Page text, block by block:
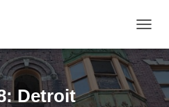
A
V
A
Detroit